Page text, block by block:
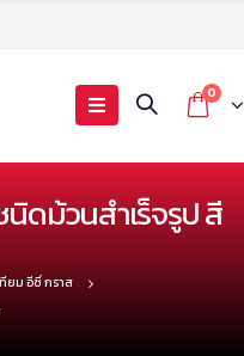
0
นิดม้วนสำเร็จรูป สี
ยม อีซี่ กราส